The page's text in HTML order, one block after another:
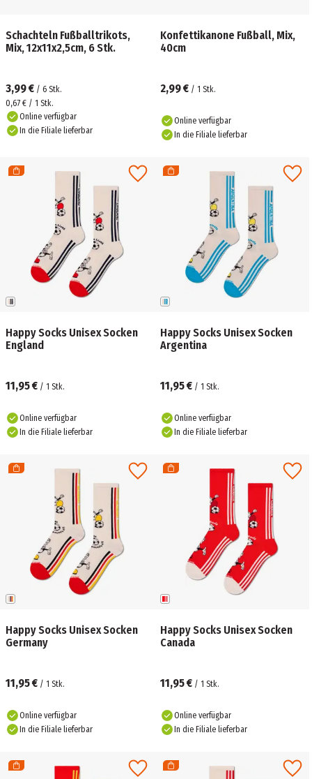
Schachteln Fußballtrikots,
Mix, 12x11x2,5cm, 6 Stk.
3,99 € / 6 Stk.
0,67 € / 1 Stk.
Online verfügbar
In die Filiale lieferbar
Konfettikanone Fußball, Mix,
40cm
2,99 € / 1 Stk.
Online verfügbar
In die Filiale lieferbar
Happy Socks Unisex Socken
England
11,95 € / 1 Stk.
Online verfügbar
In die Filiale lieferbar
Happy Socks Unisex Socken
Argentina
11,95 € / 1 Stk.
Online verfügbar
In die Filiale lieferbar
Happy Socks Unisex Socken
Germany
11,95 € / 1 Stk.
Online verfügbar
In die Filiale lieferbar
Happy Socks Unisex Socken
Canada
11,95 € / 1 Stk.
Online verfügbar
In die Filiale lieferbar